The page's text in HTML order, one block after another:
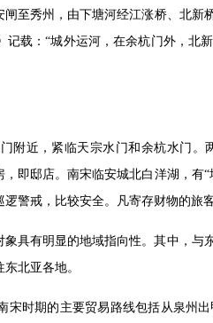
至秀州，由下塘河经江涨桥、北
载：“城外运河，在余杭门外，北
附近，紧临天宗水门和余杭水门
即邸店。南宋临安城北白洋湖，
警戒，比较安全。凡寄存财物的旅
具有明显的地域指向性。其中，
北亚各地。
宋时期的主要贸易路线包括从泉州